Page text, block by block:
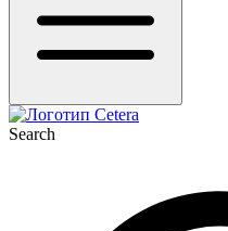
Search